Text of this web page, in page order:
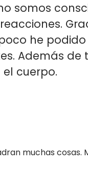
somos
he
Además de
cuerpo.
muchas cosas.